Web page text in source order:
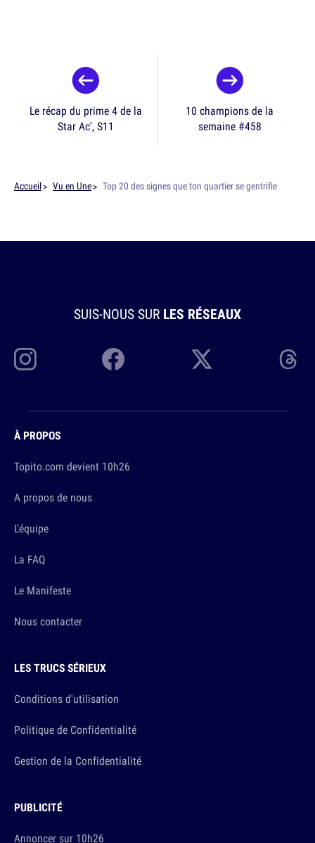
Le récap du prime 4 de la
Star Ac', S11
10 champions de la
semaine #458
Accueil Vu en Une Top 20 des signes que ton quartier se gentrifie
SUIS-NOUS SUR LES RÉSEAUX
À PROPOS
Topito.com devient 10h26
A propos de nous
L'équipe
La FAQ
Le Manifeste
Nous contacter
LES TRUCS SÉRIEUX
Conditions d'utilisation
Politique de Confidentialité
Gestion de la Confidentialité
PUBLICITÉ
Annoncer sur 10h26